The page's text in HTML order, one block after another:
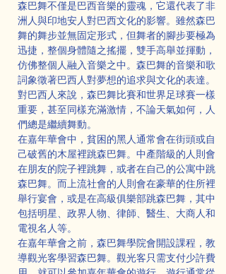
森巴舞不僅是巴西音樂的靈魂，它還代表了非
洲人與印地安人對巴西文化的影響。雖然森巴
舞的舞步並無固定形式，但舞者的腳步要極為
迅捷，整個身體隨之搖擺，雙手高舉並揮動，
仿佛整個人融入音樂之中。森巴舞的音樂和歌
詞象徵著巴西人對夢想的追求與文化的表達。
對巴西人來說，森巴舞比賽和世界足球賽一樣
重要，甚至同樣充滿激情，不論天氣如何，人
們總是繼續舞動。
在嘉年華會中，貧困的黑人通常會在街頭或自
己破舊的木屋裡跳森巴舞。中產階級的人則會
在朋友的院子裡跳舞，或者在自己的公寓中跳
森巴舞。而上流社會的人則會在豪華的住所裡
舉行宴會，或是在高級俱樂部跳森巴舞，其中
包括明星、政界人物、律師、醫生、大商人和
電視名人等。
在嘉年華會之前，森巴舞學院會開設課程，教
導觀光客學習森巴舞。觀光客只需支付少許費